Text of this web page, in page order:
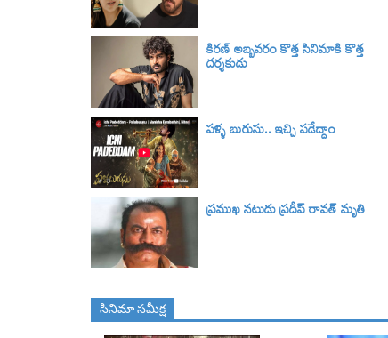
కిరణ్ అబ్బవరం కొత్త సినిమాకి కొత్త
దర్శకుడు
పళ్ళ బురుసు.. ఇచ్చి పడేద్దాం
ప్రముఖ నటుడు ప్రదీప్ రావత్ మృతి
సినిమా స‌మీక్ష